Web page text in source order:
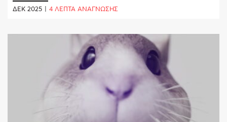
ΔΕΚ 2025 | 4 ΛΕΠΤΑ ΑΝΑΓΝΩΣΗΣ